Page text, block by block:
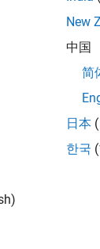
Talent
Sie
und
New
中国
简
日本
한국